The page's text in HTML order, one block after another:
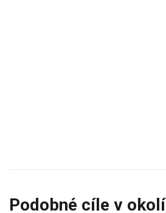
Podobné cíle v okolí